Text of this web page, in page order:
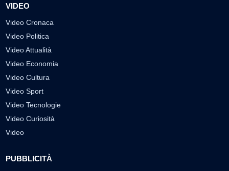
VIDEO
Video Cronaca
Video Politica
Video Attualità
Video Economia
Video Cultura
Video Sport
Video Tecnologie
Video Curiosità
Video
PUBBLICITÀ